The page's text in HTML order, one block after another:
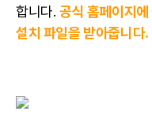
합니다. 공식 홈페이지
설치 파일을 받아줍니다.